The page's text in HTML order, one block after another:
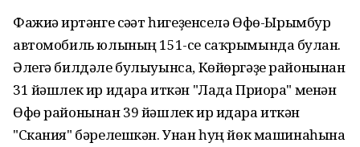
Фажиғә иртәнге сәғәт һигеҙенселә Өфө-Ырымбур
автомобиль юлының 151-се саҡрымында булған.
Әлегә билдәле булыуынса, Көйөргәҙе районынан
31 йәшлек ир идара иткән "Лада Приора" менән
Өфө районынан 39 йәшлек ир идара иткән
"Скания" бәрелешкән. Унан һуң йөк машинаһына